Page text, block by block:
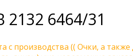
2132 6464/31
с производства (( Очки, а